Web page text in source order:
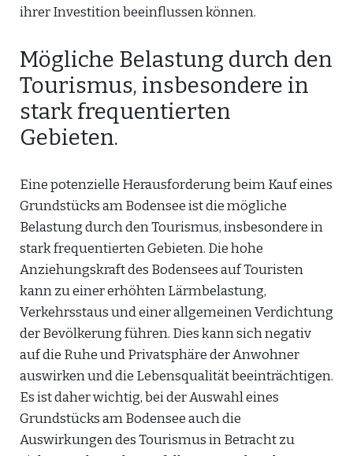
ihrer Investition beeinflussen können.
Mögliche Belastung durch den
Tourismus, insbesondere in
stark frequentierten
Gebieten.
Eine potenzielle Herausforderung beim Kauf eines
Grundstücks am Bodensee ist die mögliche
Belastung durch den Tourismus, insbesondere in
stark frequentierten Gebieten. Die hohe
Anziehungskraft des Bodensees auf Touristen
kann zu einer erhöhten Lärmbelastung,
Verkehrsstaus und einer allgemeinen Verdichtung
der Bevölkerung führen. Dies kann sich negativ
auf die Ruhe und Privatsphäre der Anwohner
auswirken und die Lebensqualität beeinträchtigen.
Es ist daher wichtig, bei der Auswahl eines
Grundstücks am Bodensee auch die
Auswirkungen des Tourismus in Betracht zu